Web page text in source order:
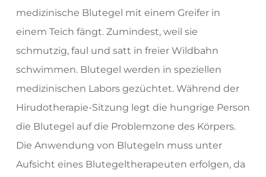
medizinische Blutegel mit einem Greifer in
einem Teich fängt. Zumindest, weil sie
schmutzig, faul und satt in freier Wildbahn
schwimmen. Blutegel werden in speziellen
medizinischen Labors gezüchtet. Während der
Hirudotherapie-Sitzung legt die hungrige Person
die Blutegel auf die Problemzone des Körpers.
Die Anwendung von Blutegeln muss unter
Aufsicht eines Blutegeltherapeuten erfolgen, da